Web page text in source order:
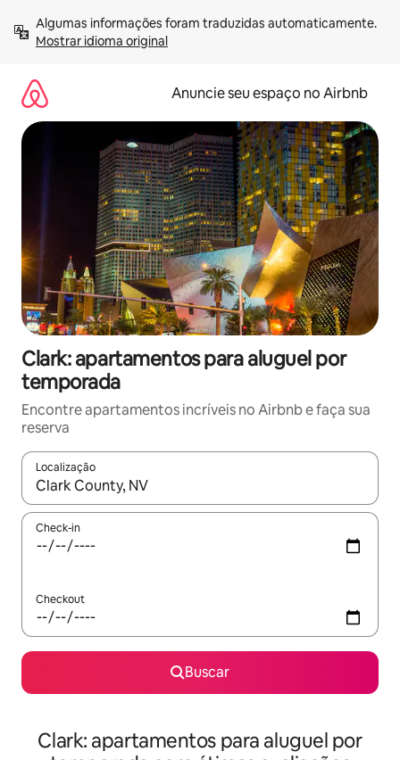
para
Mostrar idioma original
Anuncie seu espaço no Airbnb
Clark: apartamentos para aluguel por
temporada
Encontre apartamentos incríveis no Airbnb e faça sua
reserva
Localização
Quando os resultados estiverem disponíveis, explore-os
Check-in
Checkout
Buscar
Clark: apartamentos para aluguel por